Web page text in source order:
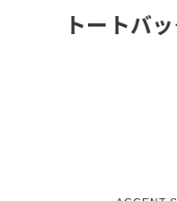
トートバ